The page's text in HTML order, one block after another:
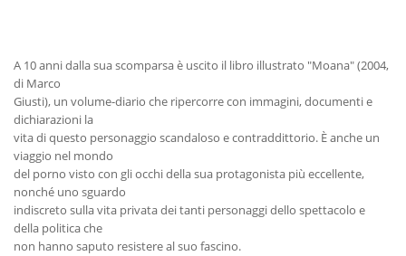
A 10 anni dalla sua scomparsa è uscito il libro illustrato "Moana" (2004,
di Marco
Giusti), un volume-diario che ripercorre con immagini, documenti e
dichiarazioni la
vita di questo personaggio scandaloso e contraddittorio. È anche un
viaggio nel mondo
del porno visto con gli occhi della sua protagonista più eccellente,
nonché uno sguardo
indiscreto sulla vita privata dei tanti personaggi dello spettacolo e
della politica che
non hanno saputo resistere al suo fascino.